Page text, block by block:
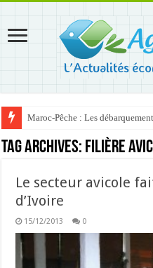
Maroc-Pêche : Les
Tag Archives: filière
Le secteur avicole
d’Ivoire
15/12/2013 0